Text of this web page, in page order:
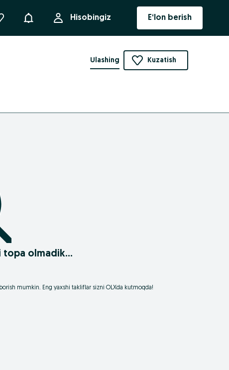
Bildirishnoma Hisobingiz E‘lon berish
Kuzatish
Ulashing
topa olmadik…
mumkin. Eng yaxshi takliflar sizni OLXda kutmoqda!